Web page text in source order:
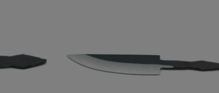
Brown
220,00 zł